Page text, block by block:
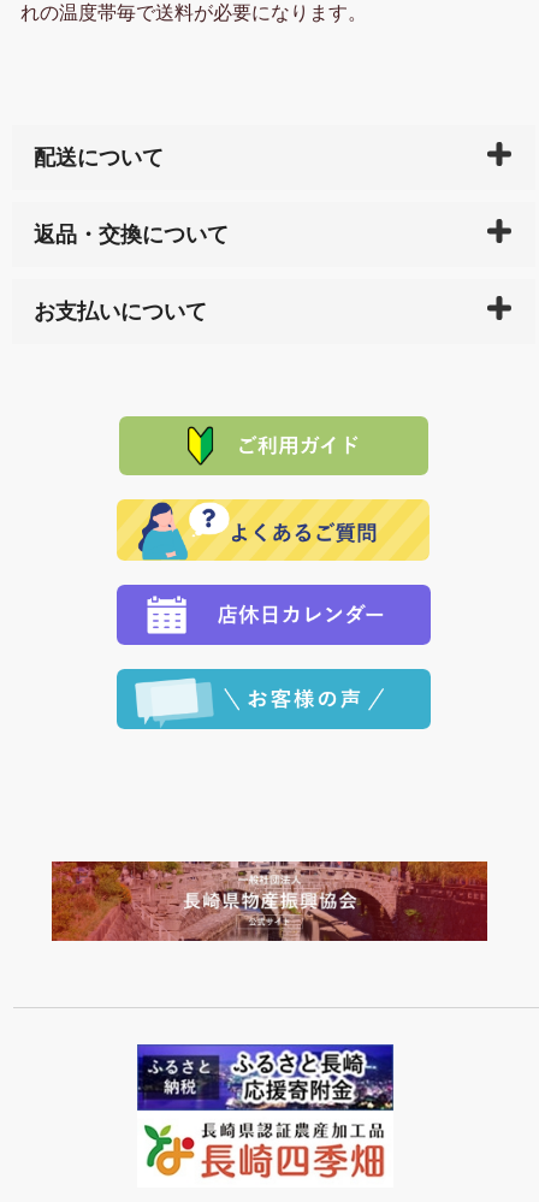
れの温度帯毎で送料が必要になります。
配送について
天ペイ」の方はご注文受付後）、 長崎県下全域に点在
サイト内で購入された商品の送料は、こちらの
全国送
れの生産メーカーからお客様の元へ直送いたしますの
で、 それぞれ個別に送料が必要になります。
返品・交換について
または配送途中の 事故などで不都合が生じている場合
品代金を返金いたします。）
その際は誠に申し訳ありませんが、当協会までご注文
願いいたします。
お支払いについて
た場合、お客様からの ご入金を確認した後で、商品を
※「クレジットカード」「PayPay」「楽天ペイ」を指
定された場合は、準備出来次第の便にてお送りいたし
ます。 （到着日指定をされている場合は、ご指定の日
程に合わせてお届けいたします。）